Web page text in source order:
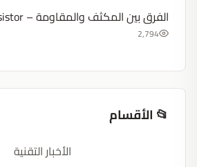
الفرق بين المكثف والمقاومة – Capacitor vs Resistor
2,794
📂 الأقسام
الأخبار التقنية